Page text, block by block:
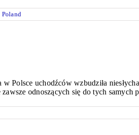
Poland
uchodźców wzbudziła
odnoszących się do tych